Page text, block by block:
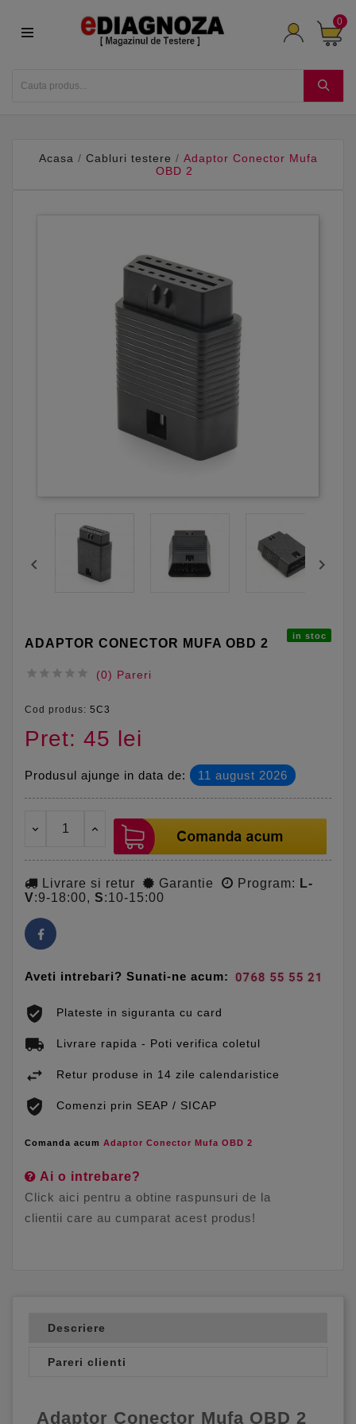
0
Acasa Cabluri testere
Adaptor Conector Mufa
OBD 2
 
ADAPTOR CONECTOR MUFA OBD 2
in stoc
     (0) Pareri
Cod produs: 5C3
Pret: 45 lei
Produsul ajunge in data de: 11 august 2026
Livrare si retur Garantie Program: L-
V:9-18:00, S:10-15:00
Aveti intrebari? Sunati-ne acum:
Plateste in siguranta cu card
Livrare rapida - Poti verifica coletul
Retur produse in 14 zile calendaristice
Comenzi prin SEAP / SICAP
Comanda acum Adaptor Conector Mufa OBD 2
Ai o intrebare?
Click aici pentru a obtine raspunsuri de la
clientii care au cumparat acest produs!
Descriere
Pareri clienti
Adaptor Conector Mufa OBD 2